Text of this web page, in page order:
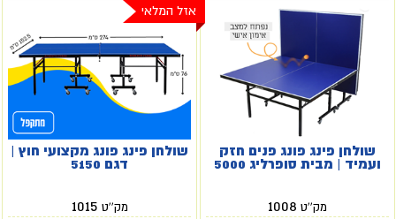
שולחן פינג פונג פנים חזק
ועמיד | מבית סופרליג 5000
מק''ט 1008
אזל המלאי
שולחן פינג פונג מקצועי חוץ |
דגם 5150
מק''ט 1015